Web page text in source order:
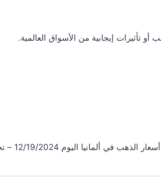
أسعار الذهب في ألمانيا اليوم 12/19/2024 – تحليل السوق وفرص الاستثمار